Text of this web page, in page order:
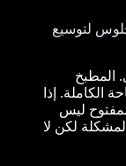
لتوسيع
المطبخ
الكاملة. إذا
ليس
لكن لا